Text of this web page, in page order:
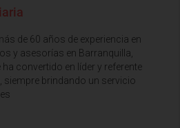
de 60 años de experiencia en
y asesorías en Barranquilla,
convertido en líder y referente
siempre brindando un servicio